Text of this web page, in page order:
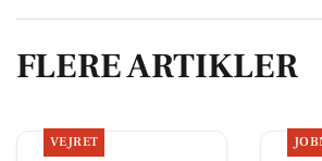
FLERE ARTIKLER
VEJRET